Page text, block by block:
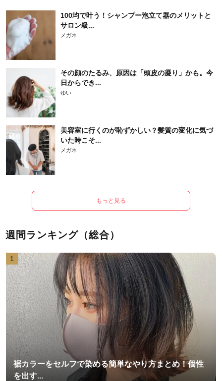
100均で叶う！シャンプー泡立て器のメリットと
サロン級...
メガネ
その顔のたるみ、原因は「頭皮の凝り」かも。今
日からでき...
ゆい
美容室に行くのが恥ずかしい？髪質の変化に気づ
いた時こそ...
メガネ
もっと見る
週間ランキング（総合）
1
裾カラーをセルフで染める簡単なやり方まとめ！個性
を出す...